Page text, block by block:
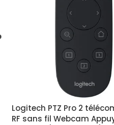
Logitech PTZ Pro 2
RF sans fil Webcam